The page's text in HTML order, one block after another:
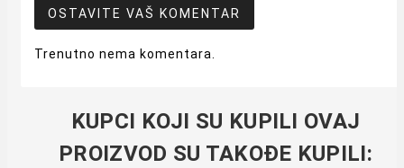
OSTAVITE VAŠ KOMENTAR
Trenutno nema komentara.
KUPCI KOJI SU KUPILI OVAJ
PROIZVOD SU TAKOĐE KUPILI: